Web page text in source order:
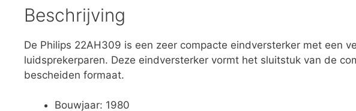
Beschrijving
De Philips 22AH309 is een zeer compacte eindversterker met een
luidsprekerparen. Deze eindversterker vormt het sluitstuk van de
bescheiden formaat.
Bouwjaar: 1980